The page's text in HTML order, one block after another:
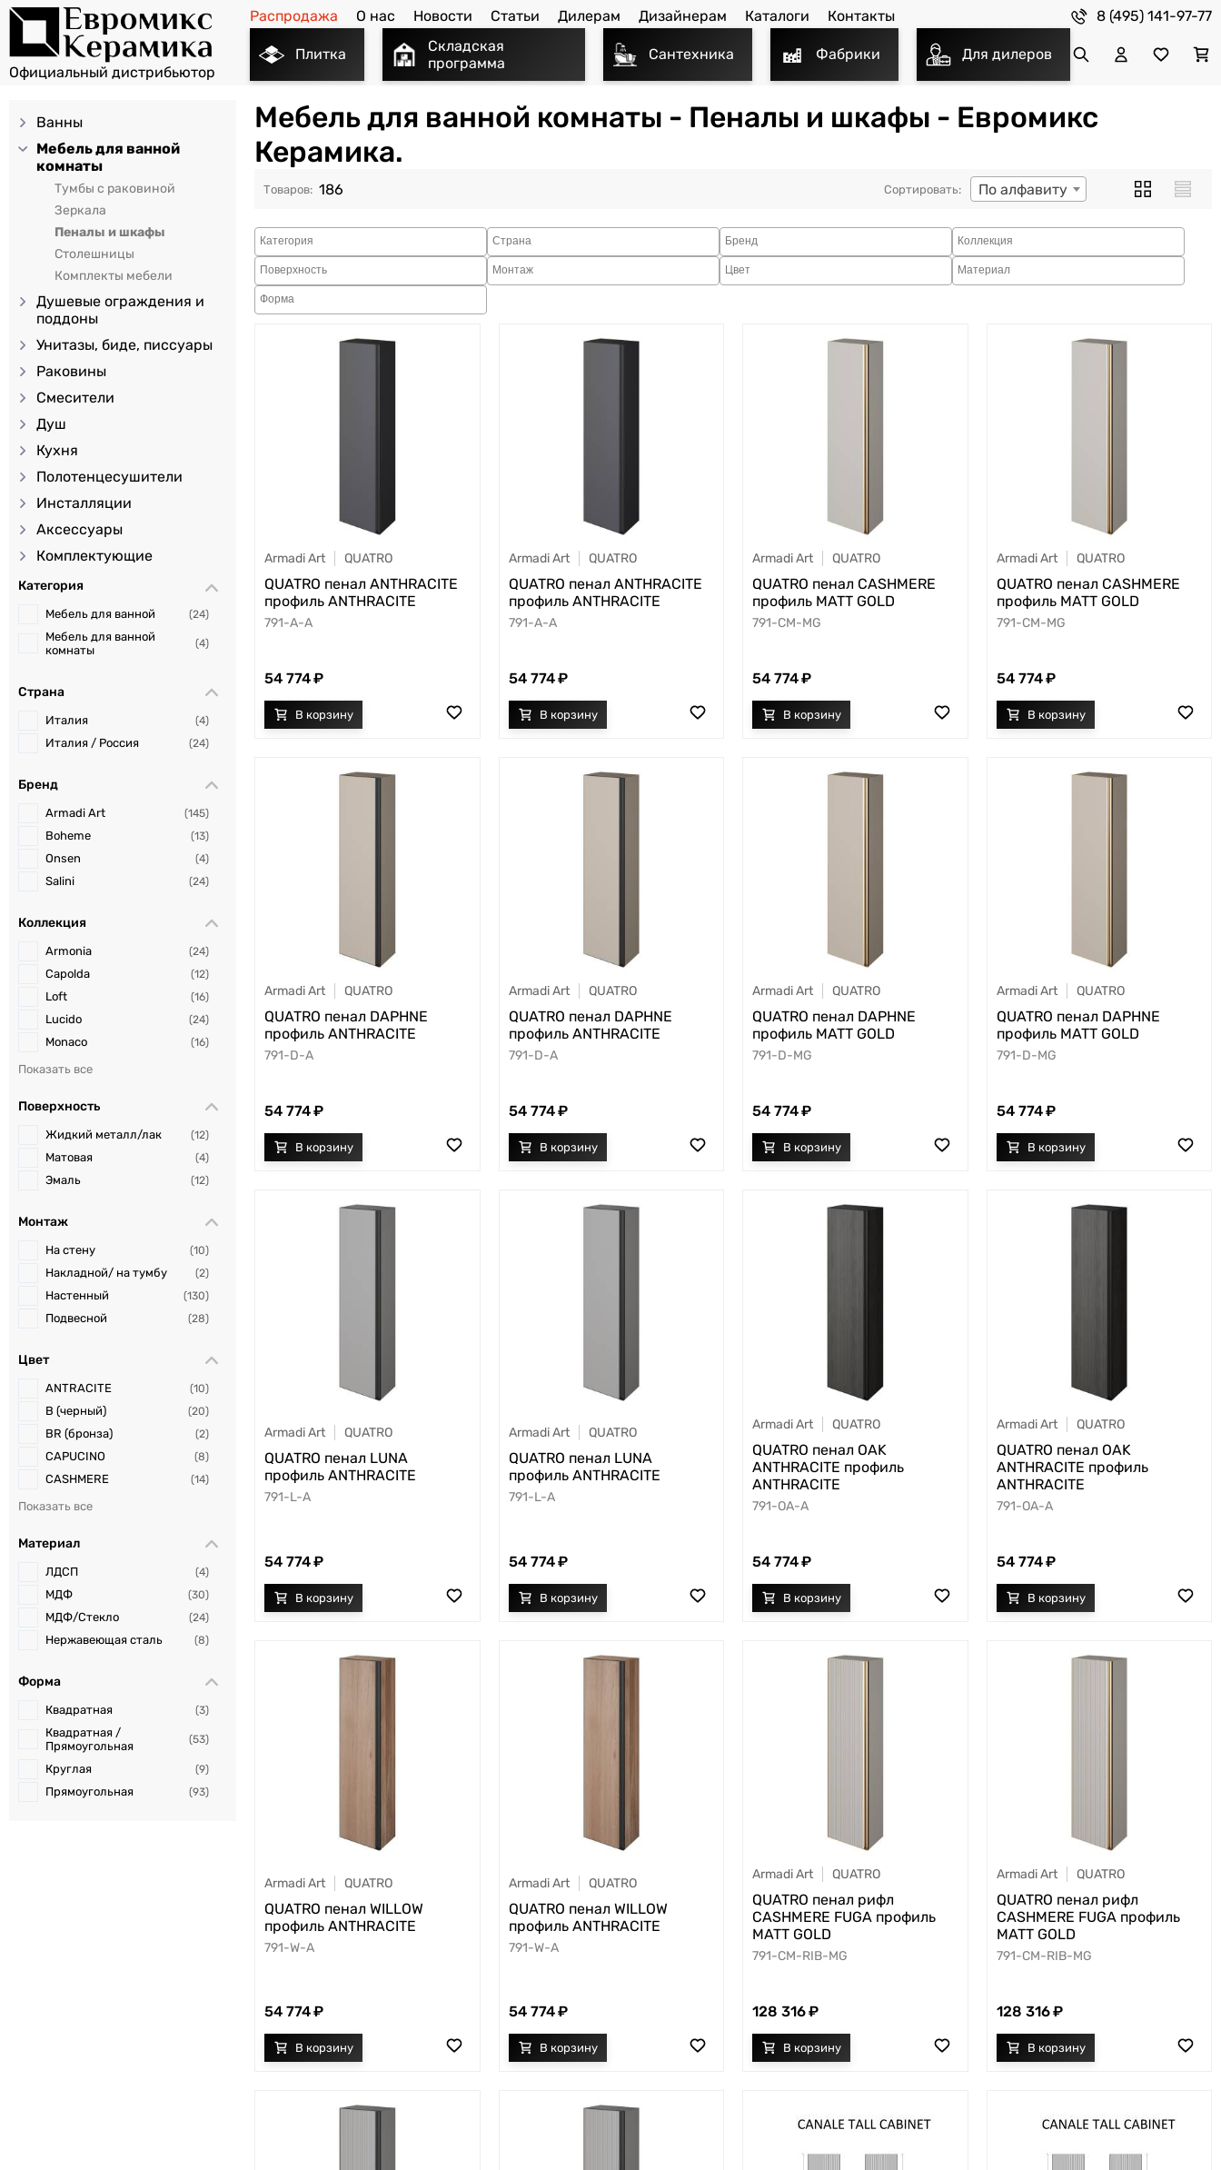
Распродажа О нас Новости Статьи Дилерам Дизайнерам Каталоги Контакты 8 (495) 141-97-77
Плитка
Складская
программа
Сантехника Фабрики Для дилеров
Ванны
Мебель для ванной
комнаты
Тумбы с раковиной
Зеркала
Пеналы и шкафы
Столешницы
Комплекты мебели
Душевые ограждения и
поддоны
Унитазы, биде, писсуары
Раковины
Смесители
Душ
Кухня
Полотенцесушители
Инсталляции
Аксессуары
Комплектующие
Категория
Мебель для ванной 24
Мебель для ванной
комнаты
4
Страна
Италия 4
Италия / Россия 24
Бренд
Armadi Art 145
Boheme 13
Onsen 4
Salini 24
Коллекция
Armonia 24
Capolda 12
Loft 16
Lucido 24
Monaco 16
NeoArt
QUATRO
VOI 24
Vallessi 16
Vallessi Avantgarde 24
Поверхность
Жидкий металл/лак 12
Матовая 4
Эмаль 12
Монтаж
На стену 10
Накладной/ на тумбу 2
Настенный 130
Подвесной 28
Цвет
ANTRACITE 10
B (черный) 20
BR (бронза) 2
CAPUCINO 8
CASHMERE 14
Charcoal Grey M23
DARK OAK
DELMAR 2
G (золото) 6
GM (графит) 4
LUNA 11
OAK ANTRACITE
STONE GREY 2
Sand M15
Thyme Green M60
W (белый глянец) 6
WILLOW 2
Материал
ЛДСП 4
МДФ 30
МДФ/Стекло 24
Нержавеющая сталь 8
Форма
Квадратная 3
Квадратная /
Прямоугольная
53
Круглая 9
Прямоугольная 93
Мебель для ванной комнаты - Пеналы и шкафы - Евромикс
Керамика.
186 По алфавиту
Armadi Art QUATRO
QUATRO пенал ANTHRACITE
профиль ANTHRACITE
791-A-A
54 774
Armadi Art QUATRO
QUATRO пенал ANTHRACITE
профиль ANTHRACITE
791-A-A
54 774
Armadi Art QUATRO
QUATRO пенал CASHMERE
профиль MATT GOLD
791-CM-MG
54 774
Armadi Art QUATRO
QUATRO пенал CASHMERE
профиль MATT GOLD
791-CM-MG
54 774
Armadi Art QUATRO
QUATRO пенал DAPHNE
профиль ANTHRACITE
791-D-A
54 774
Armadi Art QUATRO
QUATRO пенал DAPHNE
профиль ANTHRACITE
791-D-A
54 774
Armadi Art QUATRO
QUATRO пенал DAPHNE
профиль MATT GOLD
791-D-MG
54 774
Armadi Art QUATRO
QUATRO пенал DAPHNE
профиль MATT GOLD
791-D-MG
54 774
Armadi Art QUATRO
QUATRO пенал LUNA
профиль ANTHRACITE
791-L-A
54 774
Armadi Art QUATRO
QUATRO пенал LUNA
профиль ANTHRACITE
791-L-A
54 774
Armadi Art QUATRO
QUATRO пенал OAK
ANTHRACITE профиль
ANTHRACITE
791-OA-A
54 774
Armadi Art QUATRO
QUATRO пенал OAK
ANTHRACITE профиль
ANTHRACITE
791-OA-A
54 774
Armadi Art QUATRO
QUATRO пенал WILLOW
профиль ANTHRACITE
791-W-A
54 774
Armadi Art QUATRO
QUATRO пенал WILLOW
профиль ANTHRACITE
791-W-A
54 774
Armadi Art QUATRO
QUATRO пенал рифл
CASHMERE FUGА профиль
MATT GOLD
791-CM-RIB-MG
128 316
Armadi Art QUATRO
QUATRO пенал рифл
CASHMERE FUGА профиль
MATT GOLD
791-CM-RIB-MG
128 316